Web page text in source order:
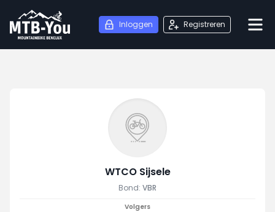
Inloggen Registreren
WTCO Sijsele
Bond: VBR
Volgers